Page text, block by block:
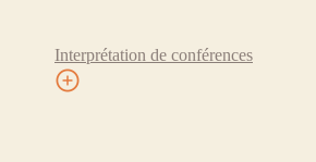
Interprétation de conférences